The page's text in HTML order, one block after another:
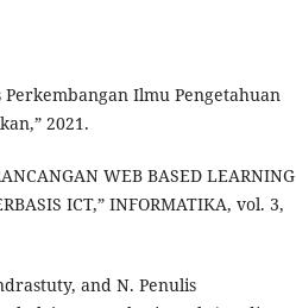
Ilmu Pengetahuan
2021.
WEB BASED LEARNING
ICT,” INFORMATIKA, vol. 3,
and N. Penulis